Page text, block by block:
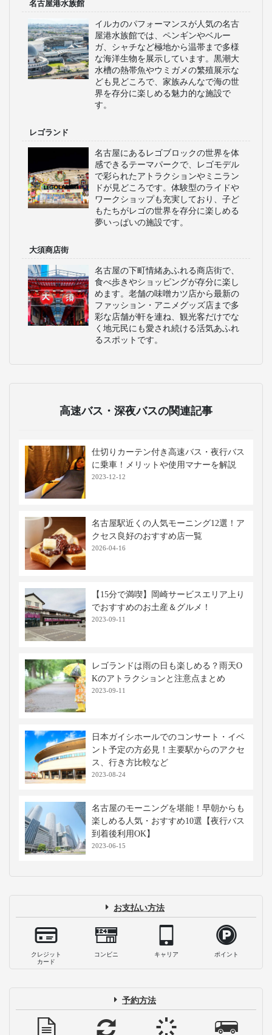
名古屋港水族館
イルカのパフォーマンスが人気の名古
屋港水族館では、ペンギンやベルー
ガ、シャチなど極地から温帯まで多様
な海洋生物を展示しています。黒潮大
水槽の熱帯魚やウミガメの繁殖展示な
ども見どころで、家族みんなで海の世
界を存分に楽しめる魅力的な施設で
す。
レゴランド
名古屋にあるレゴブロックの世界を体
感できるテーマパークで、レゴモデル
で彩られたアトラクションやミニラン
ドが見どころです。体験型のライドや
ワークショップも充実しており、子ど
もたちがレゴの世界を存分に楽しめる
夢いっぱいの施設です。
大須商店街
名古屋の下町情緒あふれる商店街で、
食べ歩きやショッピングが存分に楽し
めます。老舗の味噌カツ店から最新の
ファッション・アニメグッズ店まで多
彩な店舗が軒を連ね、観光客だけでな
く地元民にも愛され続ける活気あふれ
るスポットです。
高速バス・深夜バスの関連記事
仕切りカーテン付き高速バス・夜行バス
に乗車！メリットや使用マナーを解説
2023-12-12
名古屋駅近くの人気モーニング12選！ア
クセス良好のおすすめ店一覧
2026-04-16
【15分で満喫】岡崎サービスエリア上り
でおすすめのお土産＆グルメ！
2023-09-11
レゴランドは雨の日も楽しめる？雨天O
Kのアトラクションと注意点まとめ
2023-09-11
日本ガイシホールでのコンサート・イベ
ント予定の方必見！主要駅からのアクセ
ス、行き方比較など
2023-08-24
名古屋のモーニングを堪能！早朝からも
楽しめる人気・おすすめ10選【夜行バス
到着後利用OK】
2023-06-15
お支払い方法
クレジット
カード
コンビニ キャリア ポイント
予約方法